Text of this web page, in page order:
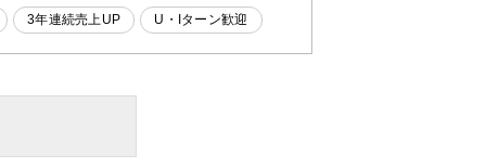
3年連続売上UP U・Iターン歓迎